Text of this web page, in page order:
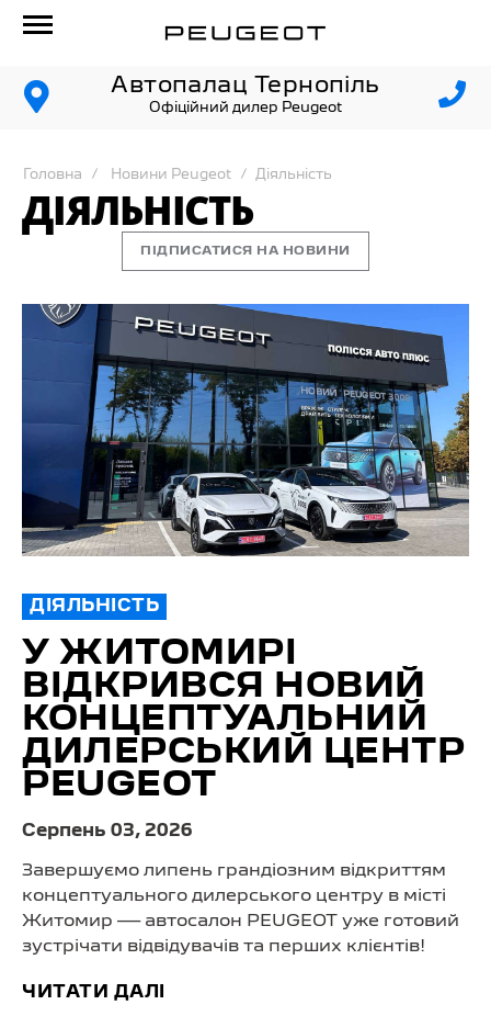
Автопалац Тернопіль
Офіційний дилер Peugeot
Головна Новини Peugeot Діяльність
ДІЯЛЬНІСТЬ
ПІДПИСАТИСЯ НА НОВИНИ
ДІЯЛЬНІСТЬ
У ЖИТОМИРІ
ВІДКРИВСЯ НОВИЙ
КОНЦЕПТУАЛЬНИЙ
ДИЛЕРСЬКИЙ ЦЕНТР
PEUGEOT
Серпень 03, 2026
Завершуємо липень грандіозним відкриттям
концептуального дилерського центру в місті
Житомир — автосалон PEUGEOT уже готовий
зустрічати відвідувачів та перших клієнтів!
ЧИТАТИ ДАЛІ